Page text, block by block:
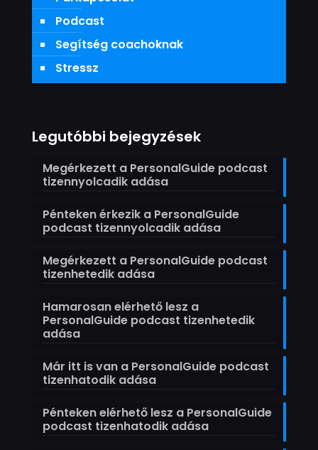
Podcast
Segítség coachoknak
Stressz
Legutóbbi bejegyzések
Megérkezett a PersonalGuide podcast
tizennyolcadik adása
Pénteken érkezik a PersonalGuide
podcast tizennyolcadik adása
Megérkezett a PersonalGuide podcast
tizenhetedik adása
Hamarosan elérhető lesz a
PersonalGuide podcast tizenhetedik
adása
Már itt is van a PersonalGuide podcast
tizenhatodik adása
Pénteken elérhető lesz a PersonalGuide
podcast tizenhatodik adása